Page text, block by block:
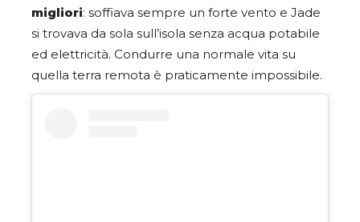
migliori: soffiava sempre un forte vento e Jade
si trovava da sola sull’isola senza acqua potabile
ed elettricità. Condurre una normale vita su
quella terra remota è praticamente impossibile.